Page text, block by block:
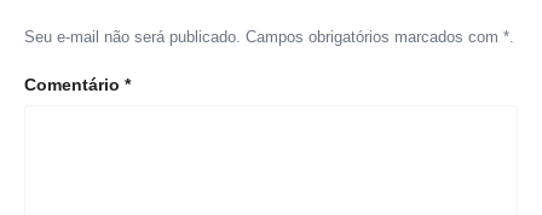
Seu e-mail não será publicado. Campos obrigatórios marcados com *.
Comentário *